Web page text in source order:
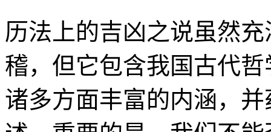
历法上的吉凶之说虽然
稽，但它包含我国古代
诸多方面丰富的内涵，